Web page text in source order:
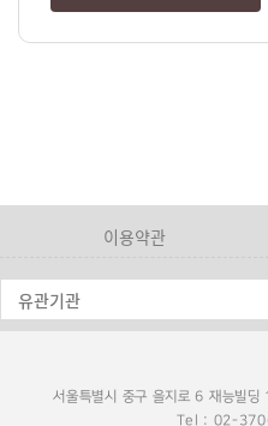
이용약관
서울특별시 중구 을지로 6 재능빌딩
Tel : 02-